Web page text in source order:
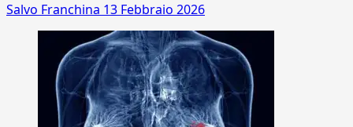
Salvo Franchina 13 Febbraio 2026